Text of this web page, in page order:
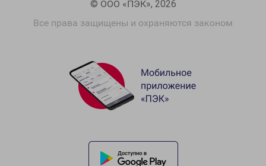
© ООО «ПЭК», 2026
Все права защищены и охраняются законом